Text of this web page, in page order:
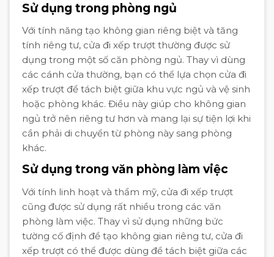
Sử dụng trong phòng ngủ
Với tính năng tạo không gian riêng biệt và tăng
tính riêng tư, cửa đi xếp trượt thường được sử
dụng trong một số căn phòng ngủ. Thay vì dùng
các cánh cửa thường, bạn có thể lựa chọn cửa đi
xếp trượt để tách biệt giữa khu vực ngủ và vệ sinh
hoặc phòng khác. Điều này giúp cho không gian
ngủ trở nên riêng tư hơn và mang lại sự tiện lợi khi
cần phải di chuyển từ phòng này sang phòng
khác.
Sử dụng trong văn phòng làm việc
Với tính linh hoạt và thẩm mỹ, cửa đi xếp trượt
cũng được sử dụng rất nhiều trong các văn
phòng làm việc. Thay vì sử dụng những bức
tường cố định để tạo không gian riêng tư, cửa đi
xếp trượt có thể được dùng để tách biệt giữa các